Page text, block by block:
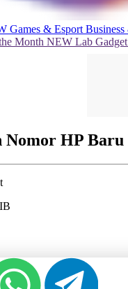
Games & Esport
Month NEW Lab Gadget
Nomor HP